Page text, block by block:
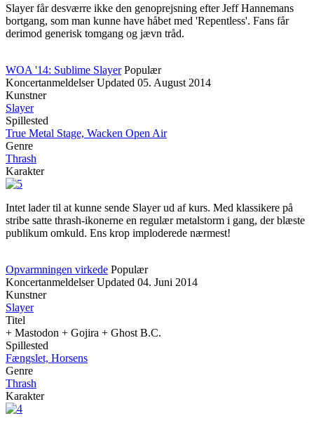
Slayer får desværre ikke den genoprejsning efter Jeff Hannemans
bortgang, som man kunne have håbet med 'Repentless'. Fans får
derimod generisk tomgang og jævn tråd.
WOA '14: Sublime Slayer Populær
Koncertanmeldelser Updated 05. August 2014
Kunstner
Slayer
Spillested
True Metal Stage, Wacken Open Air
Genre
Thrash
Karakter
Intet lader til at kunne sende Slayer ud af kurs. Med klassikere på
stribe satte thrash-ikonerne en regulær metalstorm i gang, der blæste
publikum omkuld. Ens krop imploderede nærmest!
Opvarmningen virkede Populær
Koncertanmeldelser Updated 04. Juni 2014
Kunstner
Slayer
Titel
+ Mastodon + Gojira + Ghost B.C.
Spillested
Fængslet, Horsens
Genre
Thrash
Karakter